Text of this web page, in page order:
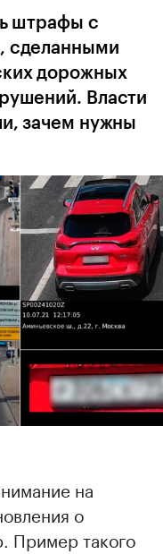
штрафы с
сделанными
дорожных
Власти
зачем нужны
на
о
Пример такого